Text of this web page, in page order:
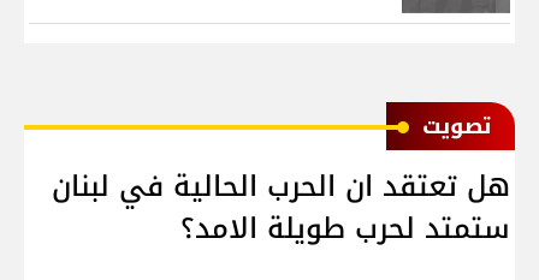
ﺗﺼﻮﻳﺖ
هل تعتقد ان الحرب الحالية في لبنان
ستمتد لحرب طويلة الامد؟